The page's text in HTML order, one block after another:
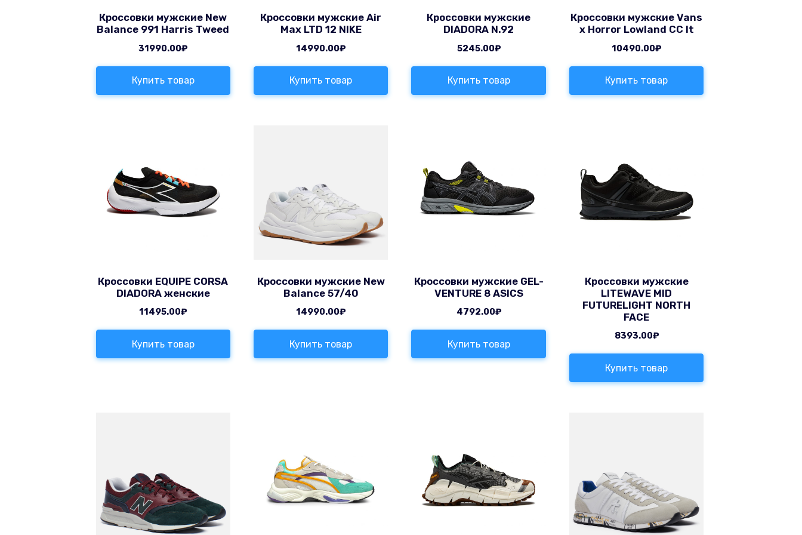
Кроссовки мужские New
Balance 991 Harris Tweed
31990.00₽
Купить товар
Кроссовки мужские Air
Max LTD 12 NIKE
14990.00₽
Купить товар
Кроссовки мужские
DIADORA N.92
5245.00₽
Купить товар
Кроссовки мужские Vans
x Horror Lowland CC It
10490.00₽
Купить товар
Кроссовки EQUIPE CORSA
DIADORA женские
11495.00₽
Купить товар
Кроссовки мужские New
Balance 57/40
14990.00₽
Купить товар
Кроссовки мужские GEL-
VENTURE 8 ASICS
4792.00₽
Купить товар
Кроссовки мужские
LITEWAVE MID
FUTURELIGHT NORTH
FACE
8393.00₽
Купить товар